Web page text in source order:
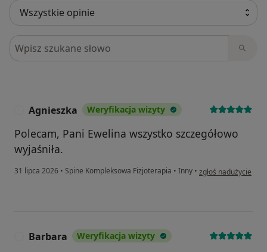
Szukaj w opiniach
Agnieszka Weryfikacja wizyty
Polecam, Pani Ewelina wszystko szczegółowo
wyjaśniła.
31 lipca 2026 • Spine Kompleksowa Fizjoterapia • Inny • w opinii
zgłoś nadużycie
Barbara Weryfikacja wizyty